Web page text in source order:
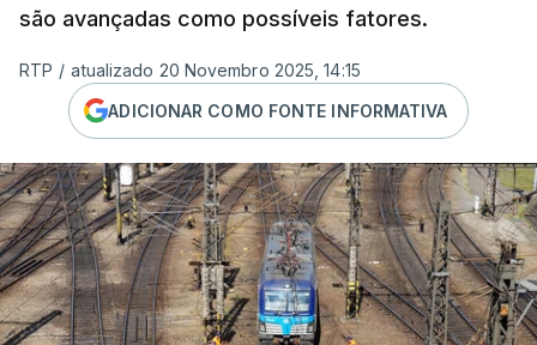
são avançadas como possíveis fatores.
RTP / atualizado 20 Novembro 2025, 14:15
ADICIONAR COMO FONTE INFORMATIVA